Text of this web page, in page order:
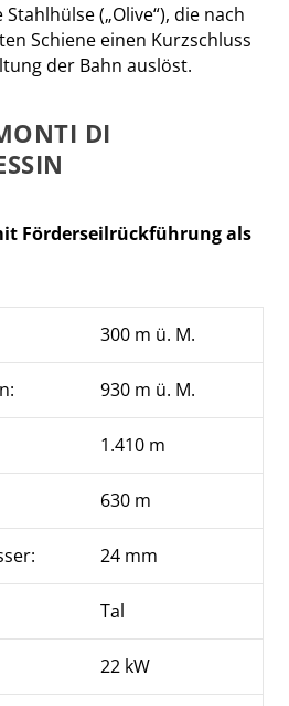
(„Olive“), die nach
Schiene einen Kurzschluss
der Bahn auslöst.
DI
Förderseilrückführung als
300 m ü. M.
930 m ü. M.
1.410 m
630 m
24 mm
Tal
22 kW